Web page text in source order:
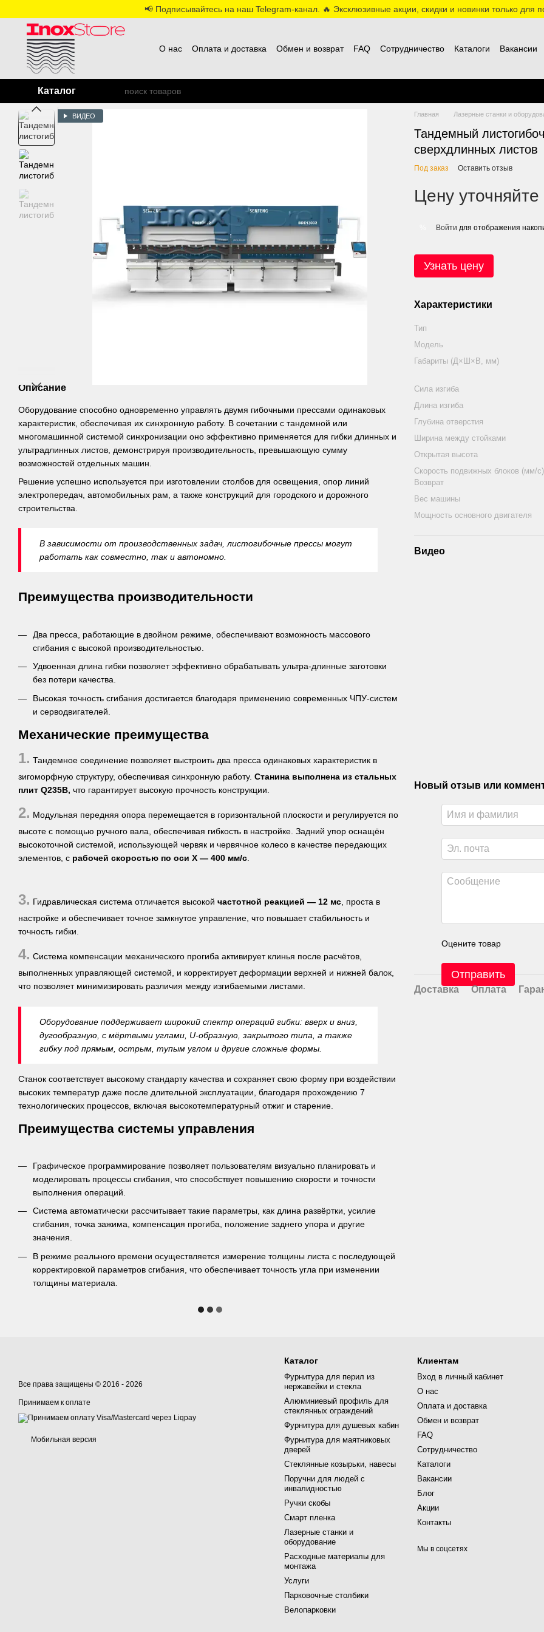
📢 Подписывайтесь на наш Telegram-канал. 🔥 Эксклюзивные акции, скидки и новинки только для
О нас Оплата и доставка Обмен и возврат FAQ Сотрудничество Каталоги Вакансии
Каталог
ВИДЕО
Описание
Оборудование способно одновременно управлять двумя гибочными прессами одинаковых
характеристик, обеспечивая их синхронную работу. В сочетании с тандемной или
многомашинной системой синхронизации оно эффективно применяется для гибки длинных и
ультрадлинных листов, демонстрируя производительность, превышающую сумму
возможностей отдельных машин.
Решение успешно используется при изготовлении столбов для освещения, опор линий
электропередач, автомобильных рам, а также конструкций для городского и дорожного
строительства.
В зависимости от производственных задач, листогибочные прессы могут
работать как совместно, так и автономно.
Преимущества производительности
Два пресса, работающие в двойном режиме, обеспечивают возможность массового
сгибания с высокой производительностью.
Удвоенная длина гибки позволяет эффективно обрабатывать ультра-длинные заготовки
без потери качества.
Высокая точность сгибания достигается благодаря применению современных ЧПУ-систем
и серводвигателей.
Механические преимущества
1. Тандемное соединение позволяет выстроить два пресса одинаковых характеристик в
зигоморфную структуру, обеспечивая синхронную работу. Станина выполнена из стальных
плит Q235B, что гарантирует высокую прочность конструкции.
2. Модульная передняя опора перемещается в горизонтальной плоскости и регулируется по
высоте с помощью ручного вала, обеспечивая гибкость в настройке. Задний упор оснащён
высокоточной системой, использующей червяк и червячное колесо в качестве передающих
элементов, с рабочей скоростью по оси X — 400 мм/с
3. Гидравлическая система отличается высокой частотной реакцией — 12 мс , проста в
настройке и обеспечивает точное замкнутое управление, что повышает стабильность и
точность гибки.
4. Система компенсации механического прогиба активирует клинья после расчётов,
выполненных управляющей системой, и корректирует деформации верхней и нижней балок,
что позволяет минимизировать различия между изгибаемыми листами.
Оборудование поддерживает широкий спектр операций гибки: вверх и вниз,
дугообразную, с мёртвыми углами, U-образную, закрытого типа, а также
гибку под прямым, острым, тупым углом и другие сложные формы.
Станок соответствует высокому стандарту качества и сохраняет свою форму при воздействии
высоких температур даже после длительной эксплуатации, благодаря прохождению 7
технологических процессов, включая высокотемпературный отжиг и старение.
Преимущества системы управления
Графическое программирование позволяет пользователям визуально планировать и
моделировать процессы сгибания, что способствует повышению скорости и точности
выполнения операций.
Система автоматически рассчитывает такие параметры, как длина развёртки, усилие
сгибания, точка зажима, компенсация прогиба, положение заднего упора и другие
значения.
В режиме реального времени осуществляется измерение толщины листа с последующей
корректировкой параметров сгибания, что обеспечивает точность угла при изменении
толщины материала.
Главная Лазерные станки и
Тандемный
сверхдлинных листов
Под заказ Оставить отзыв
Цену уточняйте
Войти для отображения
Узнать цену
Характеристики
Тип
Модель
Габариты (Д×Ш×В, мм)
Сила изгиба
Длина изгиба
Глубина отверстия
Ширина между стойками
Открытая высота
Скорость подвижных блоков (мм/
Возврат
Вес машины
Мощность основного двигателя
Видео
Новый отзыв или
Оцените товар
Отправить
Доставка Оплата
Все права защищены © 2016 - 2026
Принимаем к оплате
Мобильная версия
Каталог
Фурнитура для перил из
нержавейки и стекла
Алюминиевый профиль для
стеклянных ограждений
Фурнитура для душевых кабин
Фурнитура для маятниковых
дверей
Стеклянные козырьки, навесы
Поручни для людей с
инвалидностью
Ручки скобы
Смарт пленка
Лазерные станки и
оборудование
Расходные материалы для
монтажа
Услуги
Парковочные столбики
Велопарковки
Клиентам
Вход в личный кабинет
О нас
Оплата и доставка
Обмен и возврат
FAQ
Сотрудничество
Каталоги
Вакансии
Блог
Акции
Контакты
Мы в соцсетях